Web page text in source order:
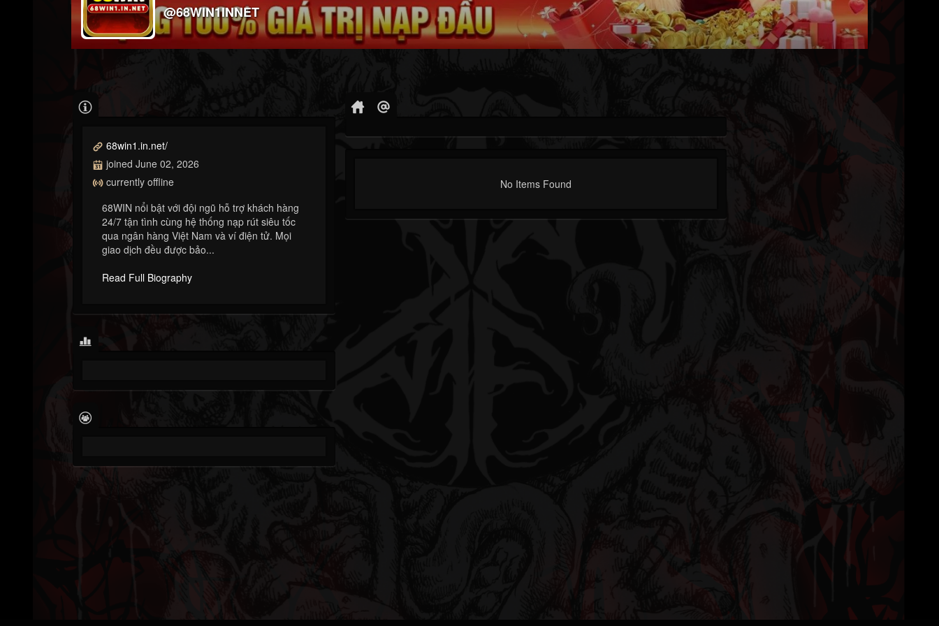
@68WIN1INNET
68win1.in.net/
joined June 02, 2026
currently offline
68WIN nổi bật với đội ngũ hỗ trợ khách hàng
24/7 tận tình cùng hệ thống nạp rút siêu tốc
qua ngân hàng Việt Nam và ví điện tử. Mọi
giao dịch đều được bảo...
Read Full Biography
No Items Found